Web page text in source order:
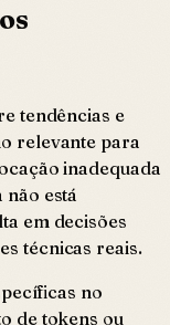
tendências e
relevante para
inadequada
está
em decisões
técnicas reais.
no
de tokens ou